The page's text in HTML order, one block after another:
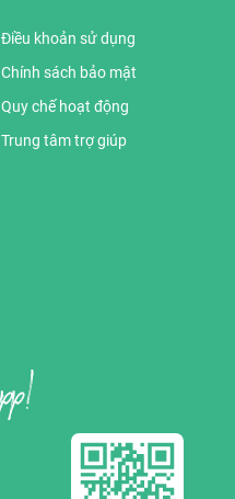
Điều khoản sử dụng
Chính sách bảo mật
Quy chế hoạt động
Trung tâm trợ giúp